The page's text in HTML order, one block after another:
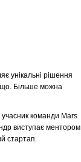
унікальні рішення
Більше можна
команди Mars
виступає ментором
стартап.